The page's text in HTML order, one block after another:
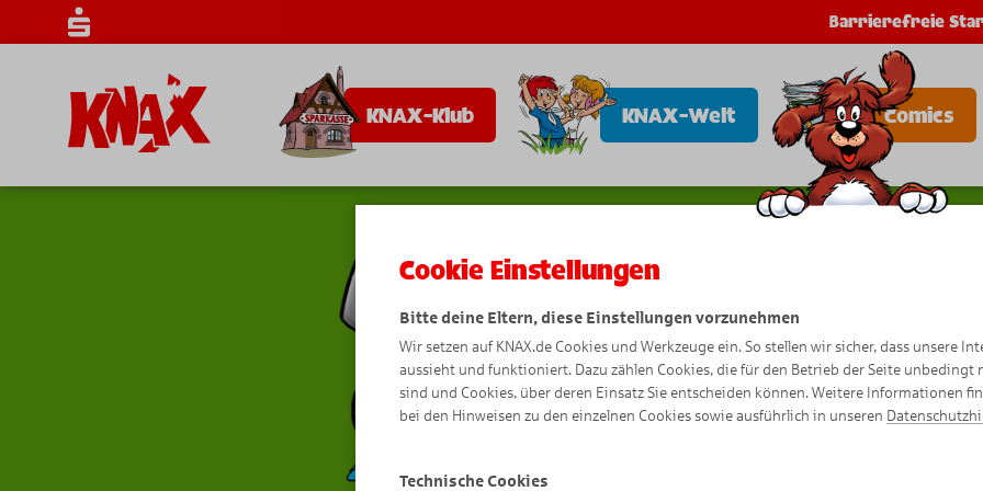
Barrierefreie
KNAX-Klub KNAX-Welt Comics
eist
e
Cookie Einstellungen
Bitte deine Eltern, diese Einstellungen vorzunehmen
Wir setzen auf KNAX.de Cookies und Werkzeuge ein. So stellen wir sicher, dass unsere
aussieht und funktioniert. Dazu zählen Cookies, die für den Betrieb der Seite unbedingt
sind und Cookies, über deren Einsatz Sie entscheiden können. Weitere Informationen
bei den Hinweisen zu den einzelnen Cookies sowie ausführlich in unseren
Technische Cookies